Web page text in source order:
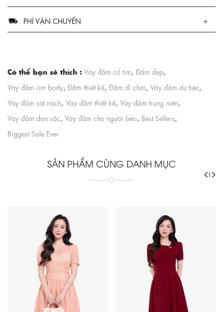
PHÍ VẬN CHUYỂN
Có thể bạn sẽ thích : Váy đầm cổ tim, Đầm đẹp,
Váy đầm ôm body, Đầm thiết kế, Đầm đi chơi, Váy đầm dự tiệc,
Váy đầm sát nách, Váy đầm thiết kế, Váy đầm trung niên,
Váy đầm đơn sắc, Váy đầm cho người béo, Best Sellers,
Biggest Sale Ever
SẢN PHẨM CÙNG DANH MỤC